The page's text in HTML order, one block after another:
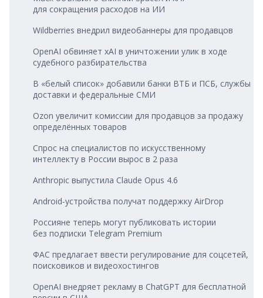
для сокращения расходов на ИИ
Wildberries внедрил видеобаннеры для продавцов
OpenAI обвиняет xAI в уничтожении улик в ходе
судебного разбирательства
В «белый список» добавили банки ВТБ и ПСБ, службы
доставки и федеральные СМИ
Ozon увеличит комиссии для продавцов за продажу
определённых товаров
Спрос на специалистов по искусственному
интеллекту в России вырос в 2 раза
Anthropic выпустила Claude Opus 4.6
Android‑устройства получат поддержку AirDrop
Россияне теперь могут публиковать истории
без подписки Telegram Premium
ФАС предлагает ввести регулирование для соцсетей,
поисковиков и видеохостингов
OpenAI внедряет рекламу в ChatGPT для бесплатной